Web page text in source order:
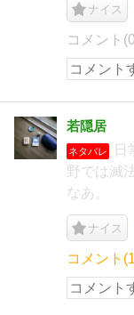
ナイス
コメント
若隠居
ネタバレ
日
野では滅
なあ。
ナイス
コメント